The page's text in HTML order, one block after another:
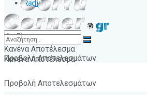
Radio
Κανένα Αποτέλεσμα
Προβολή Αποτελεσμάτων
Κανένα Αποτέλεσμα
Προβολή Αποτελεσμάτων